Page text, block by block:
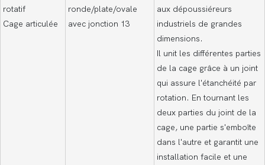
rotatif
Cage articulée
aux dépoussiéreurs
industriels de grandes
dimensions.
Il unit les différentes parties
de la cage grâce à un joint
qui assure l'étanchéité par
rotation. En tournant les
deux parties du joint de la
cage, une partie s'emboîte
dans l'autre et garantit une
installation facile et une